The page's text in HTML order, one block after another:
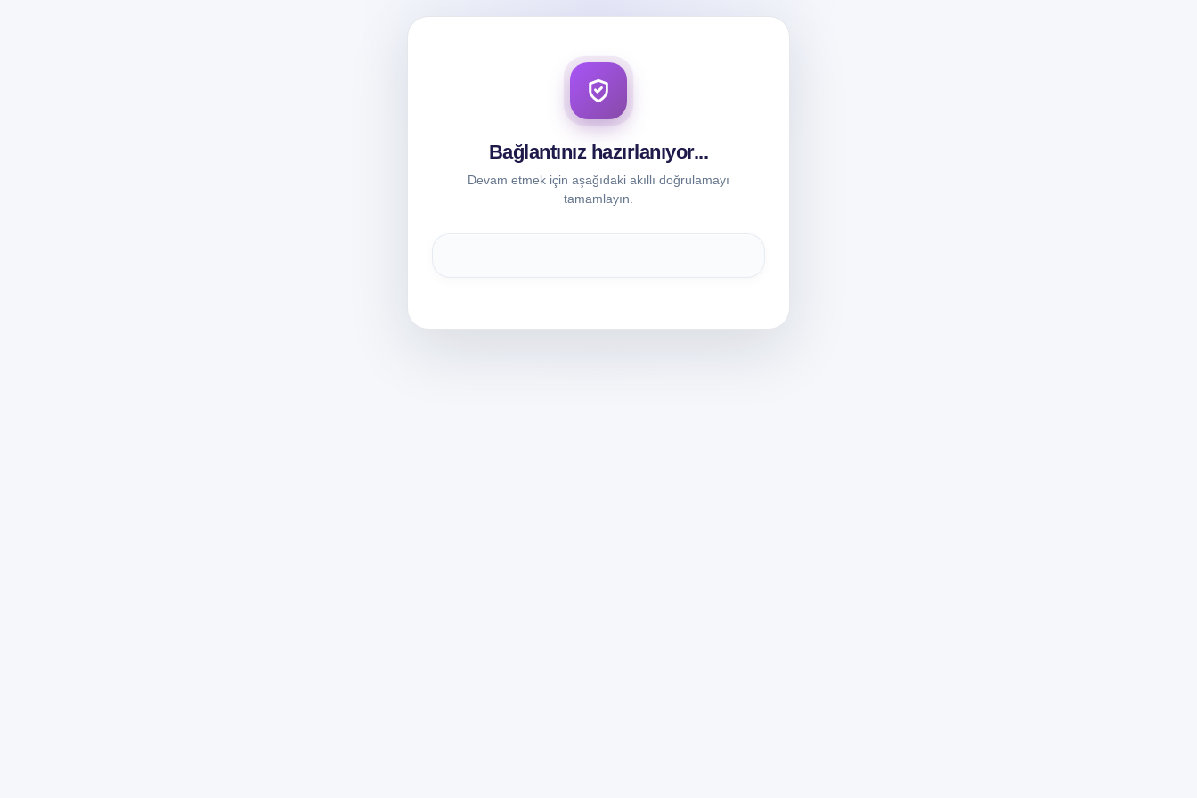
Bağlantınız hazırlanıyor...
Devam etmek için aşağıdaki akıllı doğrulamayı
tamamlayın.